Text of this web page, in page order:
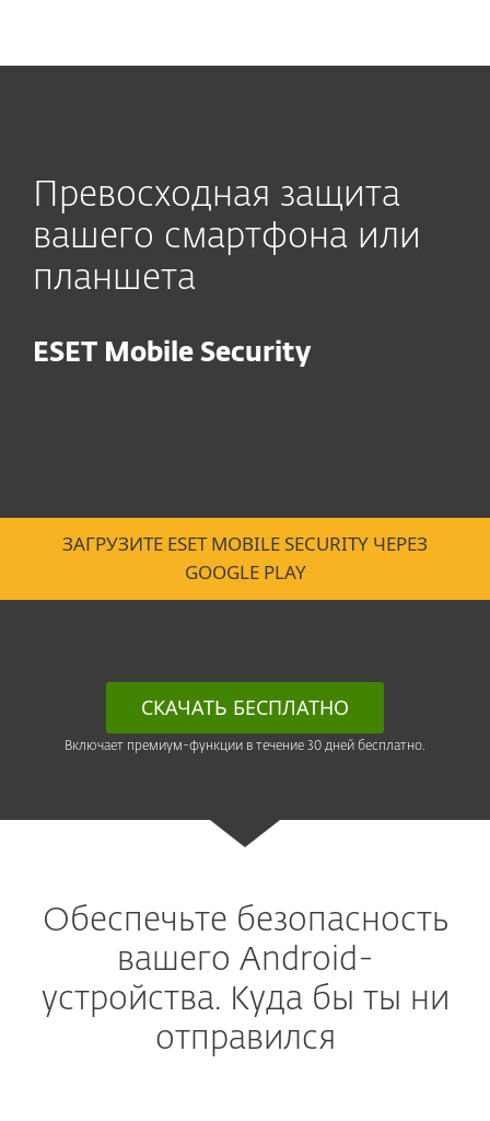
Превосходная защита
вашего смартфона или
планшета
ESET Mobile Security
ЗАГРУЗИТЕ ESET MOBILE SECURITY ЧЕРЕЗ
GOOGLE PLAY
СКАЧАТЬ БЕСПЛАТНО
Включает премиум-функции в течение 30 дней бесплатно.
Обеспечьте безопасность
вашего Android-
устройства. Куда бы ты ни
отправился